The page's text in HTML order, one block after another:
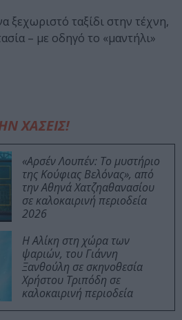
ξεχωριστό ταξίδι στην τέχνη,
– με οδηγό το «μαντήλι»
ΧΑΣΕΙΣ!
«Αρσέν Λουπέν: Το μυστήριο
της Κούφιας Βελόνας», από
την Αθηνά Χατζηαθανασίου
σε καλοκαιρινή περιοδεία
2026
Η Αλίκη στη χώρα των
ψαριών, του Γιάννη
Ξανθούλη σε σκηνοθεσία
Χρήστου Τριπόδη σε
καλοκαιρινή περιοδεία